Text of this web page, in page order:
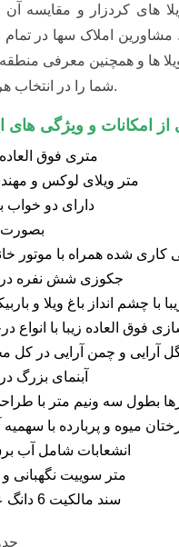
ویلا در کردزار
با موتور خانه کاملا مجهز
و باربیکیو و روشویی
انواع درختچه های گل
باغ ویلا
با طراحی سنگ کامل
سهمیه آب کشاورزی